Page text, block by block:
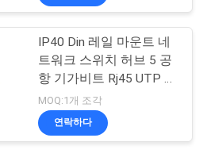
IP40 Din 레일 마운트 네
트워크 스위치 허브 5 공
항 기가비트 Rj45 UTP 인
터페이스
MOQ:1개 조각
연락하다